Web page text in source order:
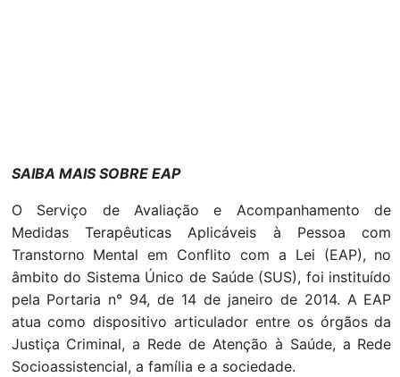
SAIBA MAIS SOBRE EAP
O Serviço de Avaliação e Acompanhamento de
Medidas Terapêuticas Aplicáveis à Pessoa com
Transtorno Mental em Conflito com a Lei (EAP), no
âmbito do Sistema Único de Saúde (SUS), foi instituído
pela Portaria n° 94, de 14 de janeiro de 2014. A EAP
atua como dispositivo articulador entre os órgãos da
Justiça Criminal, a Rede de Atenção à Saúde, a Rede
Socioassistencial, a família e a sociedade.